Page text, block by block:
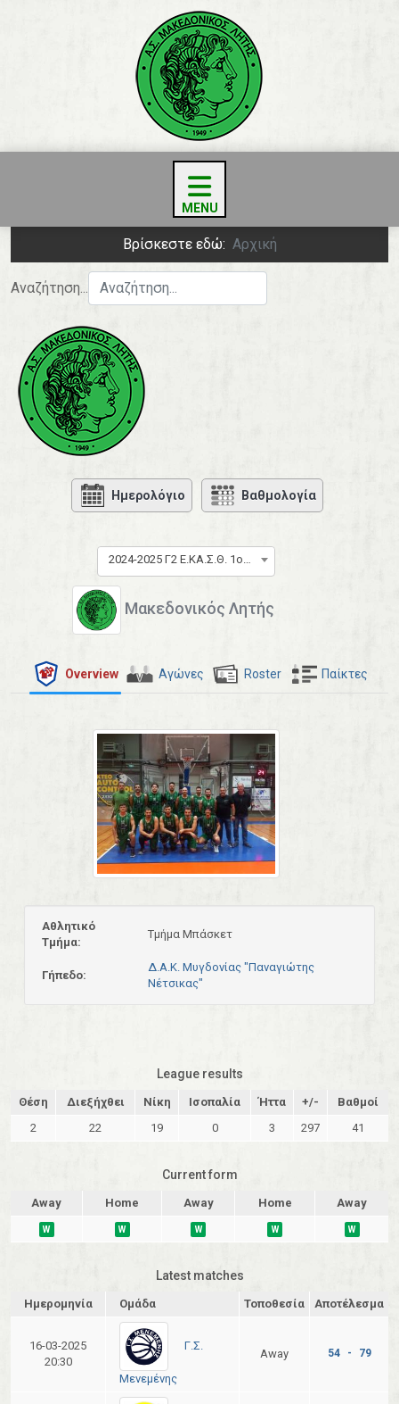
Βρίσκεστε εδώ: Αρχική
Αναζήτηση...
Ημερολόγιο Βαθμολογία
2024-2025 Γ2 Ε.ΚΑ.Σ.Θ. 1ος όμιλος
Μακεδονικός Λητής
Overview Αγώνες Roster Παίκτες
Αθλητικό
Τμήμα:
Τμήμα Μπάσκετ
Γήπεδο:
Δ.Α.Κ. Μυγδονίας "Παναγιώτης
Νέτσικας"
League results
Θέση Διεξήχθει Νίκη Ισοπαλία Ήττα +/-
Βαθμοί
2
22 19 0 3 297 41
Current form
Away Home Away Home Away
W W W W W
Latest matches
Ημερομηνία Ομάδα Τοποθεσία Αποτέλεσμα
16-03-2025
20:30
Γ.Σ.
Μενεμένης
Away 54 - 79